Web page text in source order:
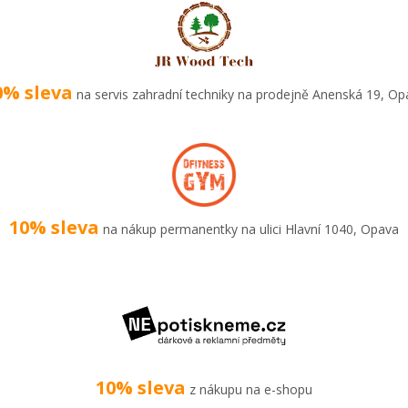
sleva na servis zahradní techniky na prodejně Anenská 19,
10% sleva na nákup permanentky na ulici Hlavní 1040, Opava
10% sleva z nákupu na e-shopu